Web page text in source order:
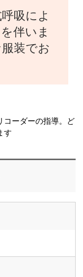
吸によ
伴いま
装でお
コーダーの指導。ど
す